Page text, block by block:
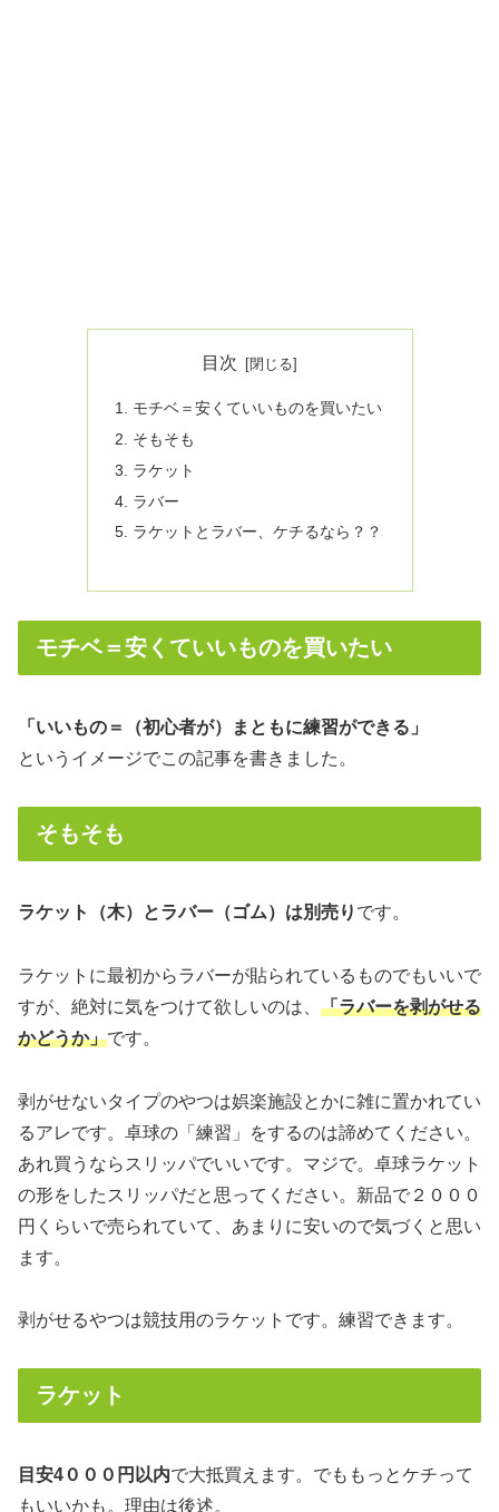
目次
モチベ＝安くていいものを買いたい
そもそも
ラケット
ラバー
ラケットとラバー、ケチるなら？？
モチベ＝安くていいものを買いたい
「いいもの＝（初心者が）まともに練習ができる」
というイメージでこの記事を書きました。
そもそも
ラケット（木）とラバー（ゴム）は別売り です。
ラケットに最初からラバーが貼られているものでもいいで
すが、絶対に気をつけて欲しいのは、 「ラバーを剥がせる
かどうか」です。
剥がせないタイプのやつは娯楽施設とかに雑に置かれてい
るアレです。卓球の「練習」をするのは諦めてください。
あれ買うならスリッパでいいです。マジで。卓球ラケット
の形をしたスリッパだと思ってください。新品で２０００
円くらいで売られていて、あまりに安いので気づくと思い
ます。
剥がせるやつは競技用のラケットです。練習できます。
ラケット
目安4０００円以内で大抵買えます。でももっとケチって
もいいかも。理由は後述。